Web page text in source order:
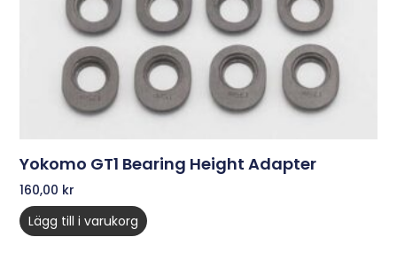
Yokomo GT1 Bearing Height Adapter
160,00 kr
Lägg till i varukorg